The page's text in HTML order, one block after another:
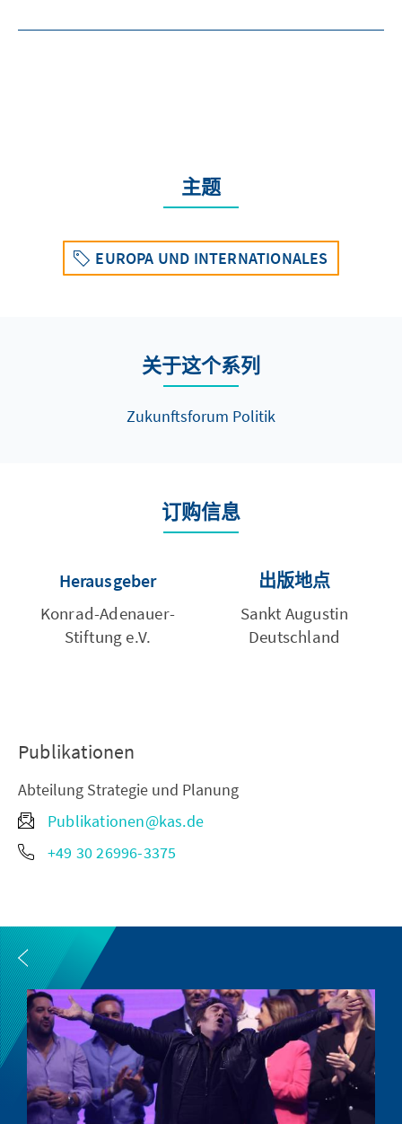
主题
EUROPA UND INTERNATIONALES
关于这个系列
Zukunftsforum Politik
订购信息
Herausgeber
Konrad-Adenauer-
Stiftung e.V.
出版地点
Sankt Augustin
Deutschland
Publikationen
Abteilung Strategie und Planung
Publikationen@kas.de
+49 30 26996-3375